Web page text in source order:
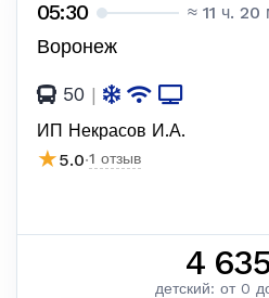
05:30 ≈ 11 ч. 20
Воронеж
50 |
ИП Некрасов И.А.
★5.0·1 отзыв
4
детский: от 0